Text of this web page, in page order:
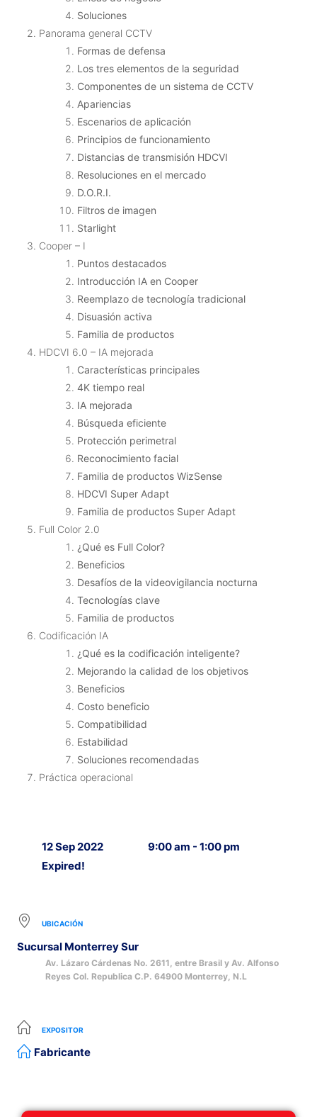
Soluciones
Panorama general CCTV
Formas de defensa
Los tres elementos de la seguridad
Componentes de un sistema de CCTV
Apariencias
Escenarios de aplicación
Principios de funcionamiento
Distancias de transmisión HDCVI
Resoluciones en el mercado
D.O.R.I.
Filtros de imagen
Starlight
Cooper – I
Puntos destacados
Introducción IA en Cooper
Reemplazo de tecnología tradicional
Disuasión activa
Familia de productos
HDCVI 6.0 – IA mejorada
Características principales
4K tiempo real
IA mejorada
Búsqueda eficiente
Protección perimetral
Reconocimiento facial
Familia de productos WizSense
HDCVI Super Adapt
Familia de productos Super Adapt
Full Color 2.0
¿Qué es Full Color?
Beneficios
Desafíos de la videovigilancia nocturna
Tecnologías clave
Familia de productos
Codificación IA
¿Qué es la codificación inteligente?
Mejorando la calidad de los objetivos
Beneficios
Costo beneficio
Compatibilidad
Estabilidad
Soluciones recomendadas
Práctica operacional
12 Sep 2022
Expired!
9:00 am - 1:00 pm
UBICACIÓN
Sucursal Monterrey Sur
Av. Lázaro Cárdenas No. 2611, entre Brasil y Av. Alfonso
Reyes Col. Republica C.P. 64900 Monterrey, N.L
EXPOSITOR
Fabricante